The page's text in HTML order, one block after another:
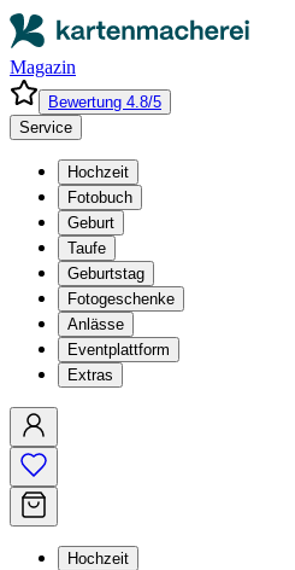
Magazin
Bewertung 4.8/5
Service
Hochzeit
Fotobuch
Geburt
Taufe
Geburtstag
Fotogeschenke
Anlässe
Eventplattform
Extras
Hochzeit